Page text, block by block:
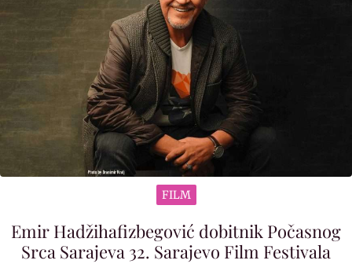
FILM
Emir Hadžihafizbegović dobitnik Počasnog
Srca Sarajeva 32. Sarajevo Film Festivala